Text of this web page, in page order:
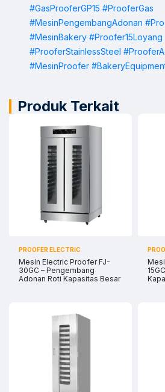
#GasProoferGP15 #ProoferGas
#MesinPengembangAdonan
#MesinBakery #Proofer15Loyang
#ProoferStainlessSteel
#MesinProofer
Produk Terkait
PROOFER ELECTRIC
Mesin Electric Proofer FJ-
30GC – Pengembang
Adonan Roti Kapasitas Besar
Sales
Hilmi
Jam Operasional 08.00–17.00
Sales
Sofie
Jam Operasional 08.00–17.00
Admin
Jam Operasional 08.00–17.00
Support 24/7
Bantuan Operasional Di luar Jam Kerja
Klik kontak untuk membuka WhatsApp.